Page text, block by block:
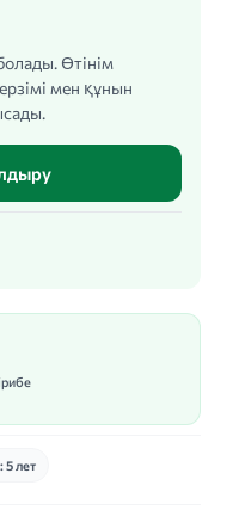
Өтінім
мен құнын
5 лет